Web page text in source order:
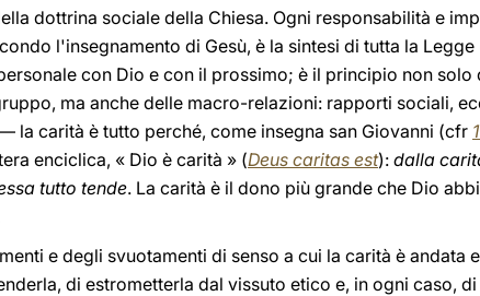
dottrina sociale della Chiesa. Ogni responsabilità e
l'insegnamento di Gesù, è la sintesi di tutta la
con Dio e con il prossimo; è il principio non
ma anche delle macro-relazioni: rapporti sociali,
la carità è tutto perché, come insegna san Giovanni (cfr
enciclica, « Dio è carità » (Deus caritas est): dalla
tutto tende. La carità è il dono più grande che Dio
e degli svuotamenti di senso a cui la carità è andata
di estrometterla dal vissuto etico e, in ogni caso,